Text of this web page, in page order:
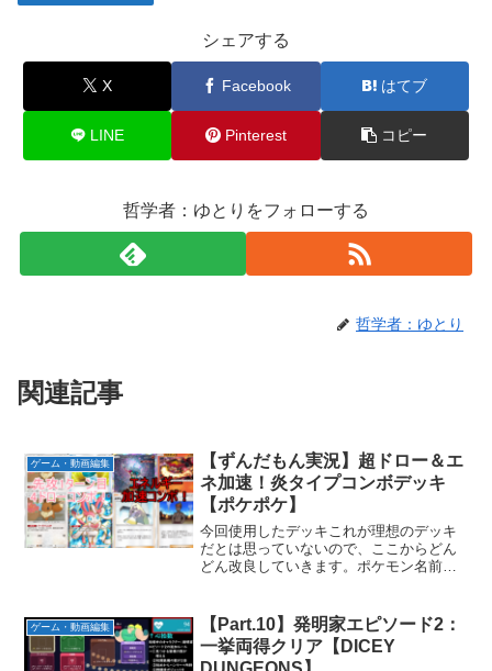
シェアする
X Facebook はてブ
LINE Pinterest コピー
哲学者：ゆとりをフォローする
哲学者：ゆとり
関連記事
ゲーム・動画編集
【ずんだもん実況】超ドロー＆エ
ネ加速！炎タイプコンボデッキ
【ポケポケ】
今回使用したデッキこれが理想のデッキ
だとは思っていないので、ここからどん
どん改良していきます。ポケモン名前枚
計8グッズとサポート名前枚数スピーダー
2モンスタ...
ゲーム・動画編集
【Part.10】発明家エピソード2：
一挙両得クリア【DICEY